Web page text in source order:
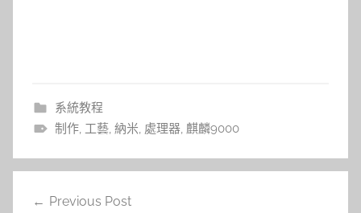
系統教程
制作, 工藝, 納米, 處理器, 麒麟9000
Previous Post